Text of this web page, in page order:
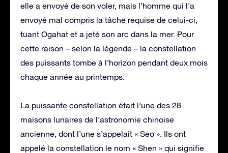
elle a envoyé de son voler, mais l’homme qui l’a
envoyé mal compris la tâche requise de celui-ci,
tuant Ogahat et a jeté son arc dans la mer. Pour
cette raison – selon la légende – la constellation
des puissants tombe à l’horizon pendant deux mois
chaque année au printemps.
La puissante constellation était l’une des 28
maisons lunaires de l’astronomie chinoise
ancienne, dont l’une s’appelait « Seo ». Ils ont
appelé la constellation le nom « Shen » qui signifie